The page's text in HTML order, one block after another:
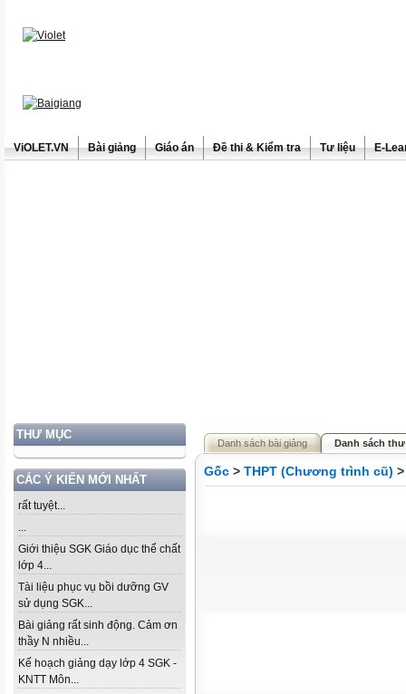
ViOLET.VN Bài giảng Giáo án Đề thi & Kiểm tra Tư liệu E-
THƯ MỤC
CÁC Ý KIẾN MỚI NHẤT
rất tuyệt...
...
Giới thiệu SGK Giáo dục thể chất
lớp 4...
Tài liệu phục vụ bồi dưỡng GV
sử dụng SGK...
Bài giảng rất sinh động. Cảm ơn
thầy N nhiều...
Kế hoạch giảng dạy lớp 4 SGK -
KNTT Môn...
Danh sách bài giảng Danh sách
Gốc > THPT (Chương trình cũ)